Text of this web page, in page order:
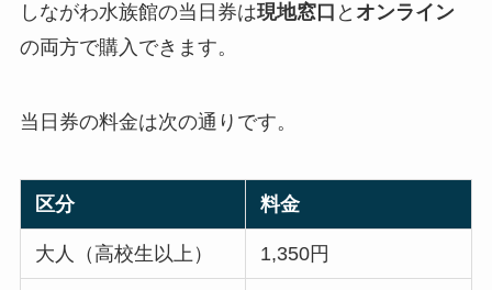
しながわ水族館の当日券は現地窓口 と オンライン
の両方で購入できます。
当日券の料金は次の通りです。
区分 料金
大人（高校生以上） 1,350円